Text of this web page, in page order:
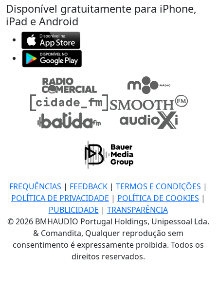
Disponível gratuitamente para iPhone,
iPad e Android
FREQUÊNCIAS | FEEDBACK| TERMOS E CONDIÇÕES |
POLÍTICA DE PRIVACIDADE | POLÍTICA DE COOKIES |
PUBLICIDADE | TRANSPARÊNCIA
© 2026 BMHAUDIO Portugal Holdings, Unipessoal Lda.
& Comandita, Qualquer reprodução sem
consentimento é expressamente proibida. Todos os
direitos reservados.